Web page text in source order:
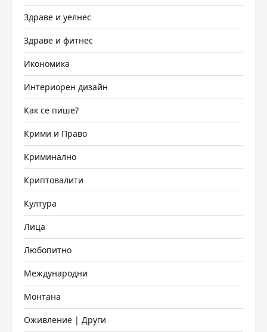
Здраве и уелнес
Здраве и фитнес
Икономика
Интериорен дизайн
Как се пише?
Крими и Право
Криминално
Криптовалити
Култура
Лица
Любопитно
Международни
Монтана
Оживление | Други